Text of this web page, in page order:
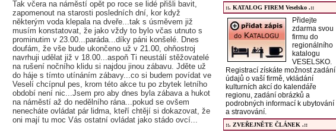
Tak včera na náměstí opět po roce se lidé přišli bavit,
zapomenout na starosti posledních dní, kor když
některým voda klepala na dveře...tak s úsměvem již
musím konstatovat, že jako vždy to bylo včas utnuto s
prominutim v 23.00...paráda...díky páni konšelé. Dnes
doufám, že vše bude ukončeno už v 21.00, ohňostroj
navrhuji udělat již v 18.00...aspoň Ti neustálí stěžovatelé
na rušení nočního klidu si najdou jinou zábavu. Jděte už
do háje s tímto utínáním zábavy...co si budem povídat ve
Veselí chcípnul pes, krom této akce tu po zbytek letního
období není nic...Jsem pro aby dnes byla zábava a hukot
na náměstí až do nedělního rána...pokud se ovšem
nenecháte ovládat pár lidma, kteří chtějí si dokazovat, že
oni mají tu moc Vás ostatní ovládat jako stádo ovcí...
::. KATALOG FIREM Veselsko .::
Přidejte
zdarma svou
firmu do
regionálního
katalogu
VESELSKO.
Registrací získáte možnost zadání
údajů o vaší firmě, vkládání
kulturních akcí do kalendáře
regionu, zadání obrázků a
podrobných informací k ubytování
a stravování.
::. ZVEŘEJNĚTE ČLÁNEK .::